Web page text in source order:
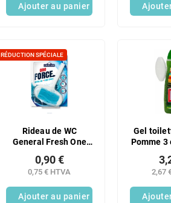
Ajouter au panier
RÉDUCTION SPÉCIALE
Rideau de WC
General Fresh One
0,75 € HTVA
0,90 €
Ajouter au panier
Gel
Pomme 3
2,67